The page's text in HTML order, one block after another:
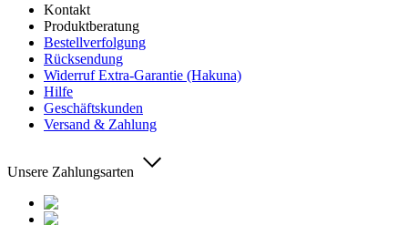
Kontakt
Produktberatung
Bestellverfolgung
Rücksendung
Widerruf Extra-Garantie (Hakuna)
Hilfe
Geschäftskunden
Versand & Zahlung
Unsere Zahlungsarten